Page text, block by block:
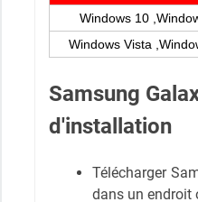
Windows 10
Windows Vista
Samsung
d'installation
Télécharger
dans un endroit